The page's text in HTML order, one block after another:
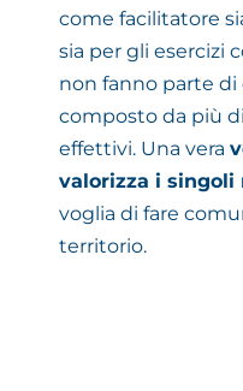
come facilitatore
sia per gli esercizi
non fanno parte
composto da più
effettivi. Una vera
valorizza i singoli
voglia di fare
territorio.